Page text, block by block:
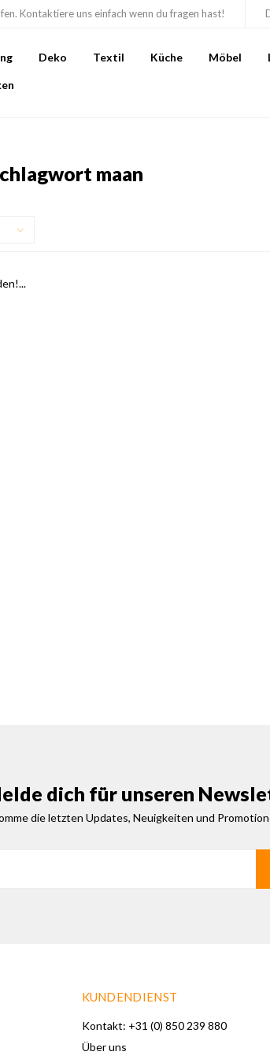
Kontaktiere uns einfach wenn du fragen hast!
Deko Textil Küche Möbel
maan
dich für unseren
die letzten Updates, Neuigkeiten und
KUNDENDIENST
Kontakt: +31 (0) 850 239 880
Über uns